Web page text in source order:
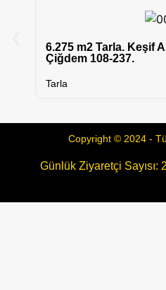
6.275 m2 Tarla. Keşif
Çiğdem 108-237.
Tarla
Copyright © 2024 -
Günlük Ziyaretçi Sayısı: